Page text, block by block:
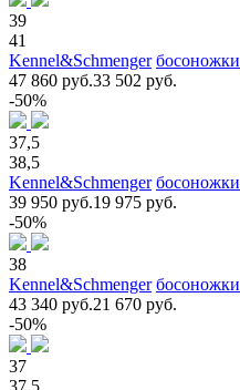
39
41
Kennel&Schmenger босоножки
47 860 руб.33 502 руб.
-50%
37,5
38,5
Kennel&Schmenger босоножки
39 950 руб.19 975 руб.
-50%
38
Kennel&Schmenger босоножки
43 340 руб.21 670 руб.
-50%
37
37,5